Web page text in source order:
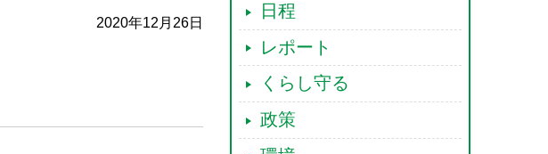
2020年12月26日
日程
レポート
くらし守る
政策